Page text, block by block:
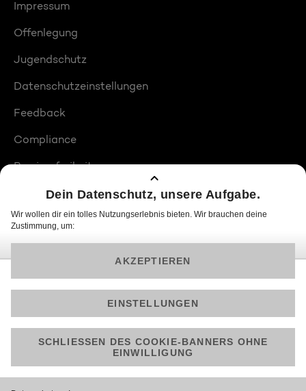
Impressum
Offenlegung
Jugendschutz
Datenschutzeinstellungen
Feedback
Compliance
Barrierefreiheit
Produktplatzierungen